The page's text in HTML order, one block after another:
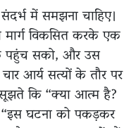
में समझना चाहिए।
मार्ग विकसित करके एक
पहुंच सको, और उस
आर्य सत्यों के तौर पर
कि “क्या आत्म है?
घटना को पकड़कर